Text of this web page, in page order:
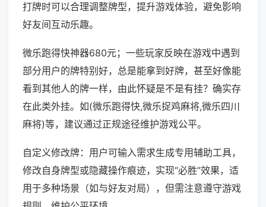
打牌时可以合理调整牌型，提升游戏体验，避免影响
好友间互动乐趣。
微乐跑得快神器680元；一些玩家反映在游戏中遇到
部分用户的牌特别好，总是能拿到好牌，甚至好像能
看到其他人的牌一样，由此怀疑是不是有挂？确实存
在此类外挂。如(微乐跑得快,微乐捉鸡麻将,微乐四川
麻将)等，建议通过正规途径维护游戏公平。
自定义修改牌：用户可输入需求生成专用辅助工具，
修改自身牌型或隐藏操作痕迹，实现“必胜”效果，适
用于多种场景（如与好友对局），但需注意遵守游戏